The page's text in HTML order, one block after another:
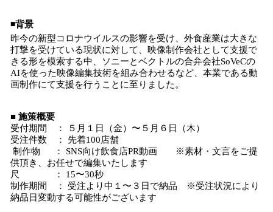
で
す
◾️背景
昨今の新型コロナウイルスの影響を受け、外食産業は大きな
打撃を受けている現状に対して、映像制作会社として支援で
きる形を模索する中、ソニーとベクトルの合弁会社SoVeCの
AIを使った映像編集技術を組み合わせるなど、本業である動
画制作にて支援を行うことに至りました。
■ 施策概要
受付期間 ： ５月１日（金）〜５月６日（木）
受注件数 ： 先着100店舗
制作物 ： SNS向け飲食店PR動画 ※素材・文言をご提
供頂き、お任せで編集いたします
尺 ： 15〜30秒
制作期間 ： 受注より中１〜３日で納品 ※受注状況により
納品日変動する可能性がございます